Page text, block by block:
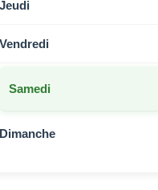
Jeudi
Vendredi
Samedi
Dimanche